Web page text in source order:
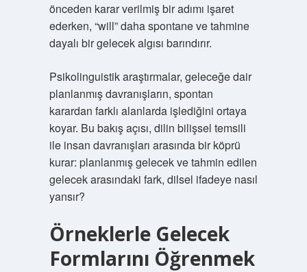
önceden karar verilmiş bir adımı işaret
ederken, “will” daha spontane ve tahmine
dayalı bir gelecek algısı barındırır.
Psikolinguistik araştırmalar, geleceğe dair
planlanmış davranışların, spontan
karardan farklı alanlarda işlediğini ortaya
koyar. Bu bakış açısı, dilin bilişsel temsili
ile insan davranışları arasında bir köprü
kurar: planlanmış gelecek ve tahmin edilen
gelecek arasındaki fark, dilsel ifadeye nasıl
yansır?
Örneklerle Gelecek
Formlarını Öğrenmek